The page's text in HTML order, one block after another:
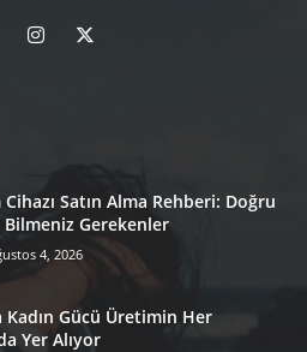
Cihazı Satın Alma Rehberi: Doğru
Bilmeniz Gerekenler
4, 2026
Kadın Gücü Üretimin Her
Yer Alıyor